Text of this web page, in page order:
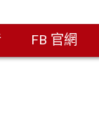
FB 官網